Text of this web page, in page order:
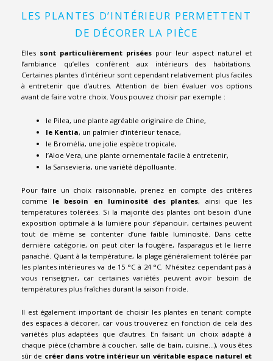
LES PLANTES D’INTÉRIEUR PERMETTENT
DE DÉCORER LA PIÈCE
Elles sont particulièrement prisées pour leur aspect naturel et
l’ambiance qu’elles confèrent aux intérieurs des habitations.
Certaines plantes d’intérieur sont cependant relativement plus faciles
à entretenir que d’autres. Attention de bien évaluer vos options
avant de faire votre choix. Vous pouvez choisir par exemple :
le Pilea, une plante agréable originaire de Chine,
le Kentia, un palmier d’intérieur tenace,
le Bromélia, une jolie espèce tropicale,
l’Aloe Vera, une plante ornementale facile à entretenir,
la Sansevieria, une variété dépolluante.
Pour faire un choix raisonnable, prenez en compte des critères
comme le besoin en luminosité des plantes, ainsi que les
températures tolérées. Si la majorité des plantes ont besoin d’une
exposition optimale à la lumière pour s’épanouir, certaines peuvent
tout de même se contenter d’une faible luminosité. Dans cette
dernière catégorie, on peut citer la fougère, l’asparagus et le lierre
panaché. Quant à la température, la plage généralement tolérée par
les plantes intérieures va de 15 °C à 24 °C. N’hésitez cependant pas à
vous renseigner, car certaines variétés peuvent avoir besoin de
températures plus fraîches durant la saison froide.
Il est également important de choisir les plantes en tenant compte
des espaces à décorer, car vous trouverez en fonction de cela des
variétés plus adaptées que d’autres. En faisant un choix adapté à
chaque pièce (chambre à coucher, salle de bain, cuisine…), vous êtes
sûr de créer dans votre intérieur un véritable espace naturel et